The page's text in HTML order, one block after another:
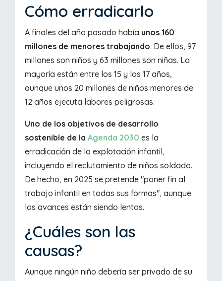
Cómo erradicarlo
A finales del año pasado había unos 160
millones de menores trabajando. De ellos, 97
millones son niños y 63 millones son niñas. La
mayoría están entre los 15 y los 17 años,
aunque unos 20 millones de niños menores de
12 años ejecuta labores peligrosas.
Uno de los objetivos de desarrollo
sostenible de la Agenda 2030 es la
erradicación de la explotación infantil,
incluyendo el reclutamiento de niños soldado.
De hecho, en 2025 se pretende "poner fin al
trabajo infantil en todas sus formas", aunque
los avances están siendo lentos.
¿Cuáles son las
causas?
Aunque ningún niño debería ser privado de su